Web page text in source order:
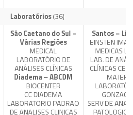
Laboratórios(36)
São Caetano do Sul –
Várias Regiões
MEDICAL
LABORATÓRIO DE
ANÁLISES CLÍNICAS
Diadema – ABCDM
BIOCENTER
CC DIADEMA
LABORATORIO PADRAO
DE ANALISES CLINICAS
Santos –
EINSTEN
MEDICAS
LAB. DE
CLÍNICAS
MATER
GONZAGA
SERV DE